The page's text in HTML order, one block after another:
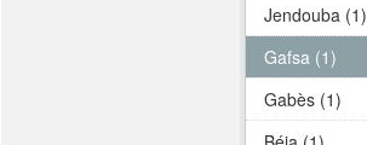
Jendouba (1)
Gafsa (1)
Gabès (1)